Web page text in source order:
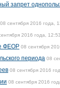
запрет
08 сентября 2016 года,
2016 года, 12:53
ФЕОР 08 сентября
периода 08
08 сентября 2016
08 сентября 2016